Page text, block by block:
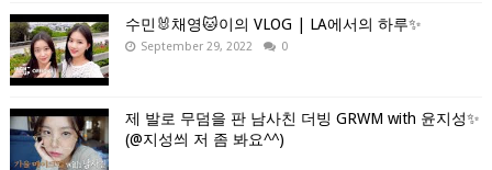
수민🐰채영🐱이의 VLOG | LA에서의 하루✨
September 29, 2022 0
제 발로 무덤을 판 남사친 더빙 GRWM with 윤지성✨
(@지성씌 저 좀 봐요^^)